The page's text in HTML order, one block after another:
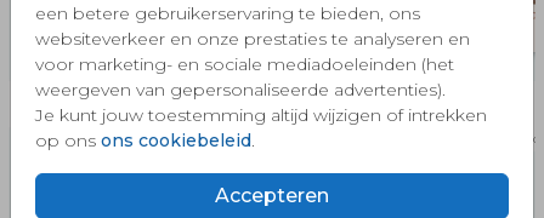
een betere gebruikerservaring te bieden, ons
websiteverkeer en onze prestaties te analyseren en
voor marketing- en sociale mediadoeleinden (het
weergeven van gepersonaliseerde advertenties).
Je kunt jouw toestemming altijd wijzigen of intrekken
op ons ons cookiebeleid
Accepteren
Meer in deze stijl 🧡
canvasposter